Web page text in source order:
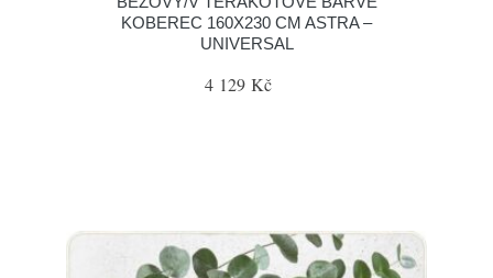
KOBEREC 160X230 CM ASTRA –
UNIVERSAL
4 129 Kč